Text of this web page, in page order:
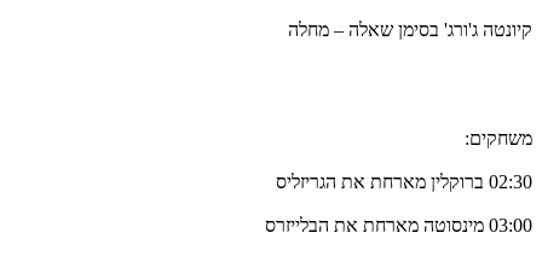
קיונטה ג'ורג' בסימן שאלה – מחלה
משחקים:
02:30 ברוקלין מארחת את הגריזליס
03:00 מינסוטה מארחת את הבלייזרס